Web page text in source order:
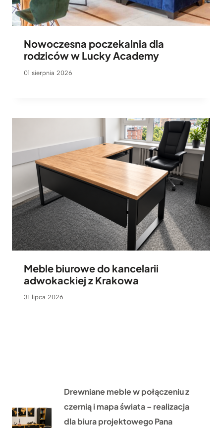
Nowoczesna poczekalnia dla
rodziców w Lucky Academy
01 sierpnia 2026
Meble biurowe do kancelarii
adwokackiej z Krakowa
31 lipca 2026
Drewniane meble w połączeniu z
czernią i mapa świata – realizacja
dla biura projektowego Pana